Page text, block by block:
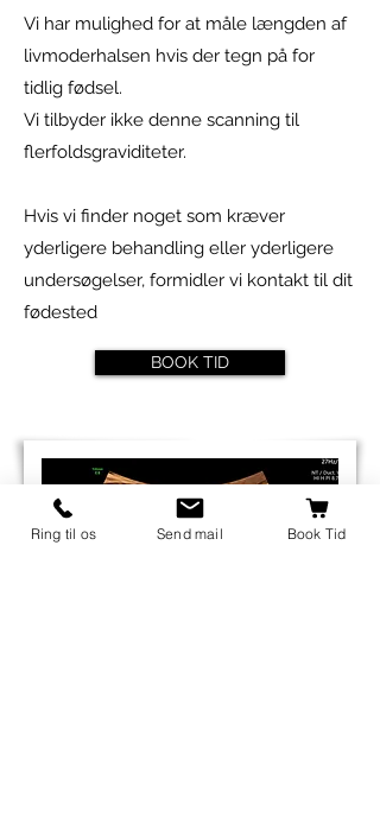
Vi har mulighed for at måle længden af
livmoderhalsen hvis der tegn på for
tidlig fødsel.
Vi tilbyder ikke denne scanning til
flerfoldsgraviditeter.
Hvis vi finder noget som kræver
yderligere behandling eller yderligere
undersøgelser, formidler vi kontakt til dit
fødested
BOOK TID
Ring til os Send mail Book Tid